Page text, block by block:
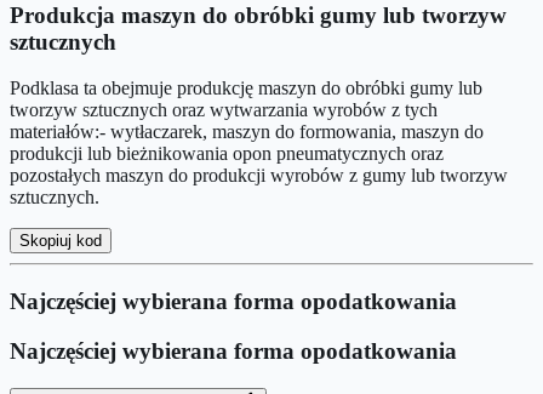
Produkcja maszyn do obróbki gumy lub tworzyw
sztucznych
Podklasa ta obejmuje produkcję maszyn do obróbki gumy lub
tworzyw sztucznych oraz wytwarzania wyrobów z tych
materiałów:- wytłaczarek, maszyn do formowania, maszyn do
produkcji lub bieżnikowania opon pneumatycznych oraz
pozostałych maszyn do produkcji wyrobów z gumy lub tworzyw
sztucznych.
Skopiuj kod
Najczęściej wybierana forma opodatkowania
Najczęściej wybierana forma opodatkowania